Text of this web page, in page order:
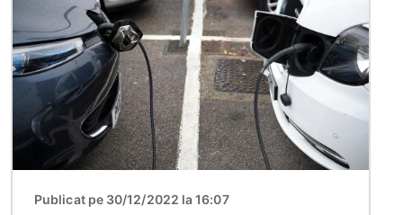
Publicat pe 30/12/2022 la 16:07